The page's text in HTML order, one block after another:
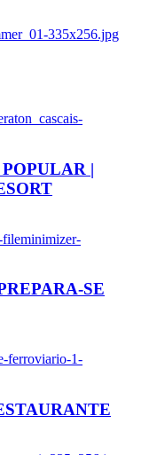
335x256.jpg
|
fileminimizer-
SE
ferroviario-1-